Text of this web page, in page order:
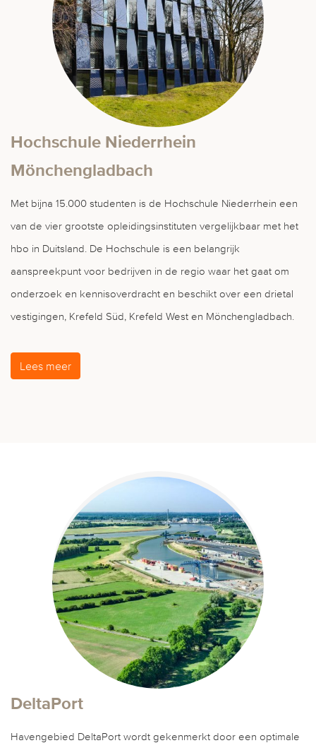
Hochschule Niederrhein
Mönchengladbach
Met bijna 15.000 studenten is de Hochschule Niederrhein een
van de vier grootste opleidingsinstituten vergelijkbaar met het
hbo in Duitsland. De Hochschule is een belangrijk
aanspreekpunt voor bedrijven in de regio waar het gaat om
onderzoek en kennisoverdracht en beschikt over een drietal
vestigingen, Krefeld Süd, Krefeld West en Mönchengladbach.
Lees meer
DeltaPort
Havengebied DeltaPort wordt gekenmerkt door een optimale